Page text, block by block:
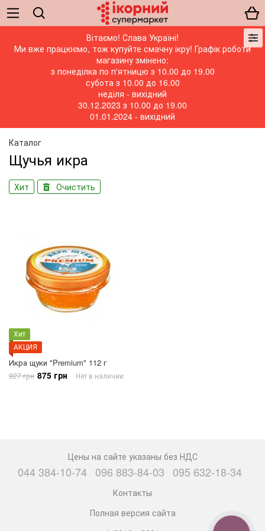
Вітаємо! Слава Україні!
Ми вже працюємо, тож купуйте смачну ікру! Графік роботи
магазину змінено:
з понеділка по п'ятницю з 10.00 до 19.00
субота з 10.00 до 16.00
неділя - вихідний
30.12.2023 з 10.00 до 19.00
01.01.2024 - вихідний
Каталог
Щучья икра
Хит Очистить
Хит
АКЦИЯ
Икра щуки "Premium" 112 г
927 грн 875 грн Нет в наличии
Цены на сайте указаны без НДС
044 384-10-74 096 883-84-03 095 632-18-34
Контакты
Полная версия сайта